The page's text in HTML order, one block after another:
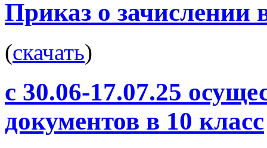
документов в 10 класс
Для приема в 10-й класс
необходимо
учреждение следующие